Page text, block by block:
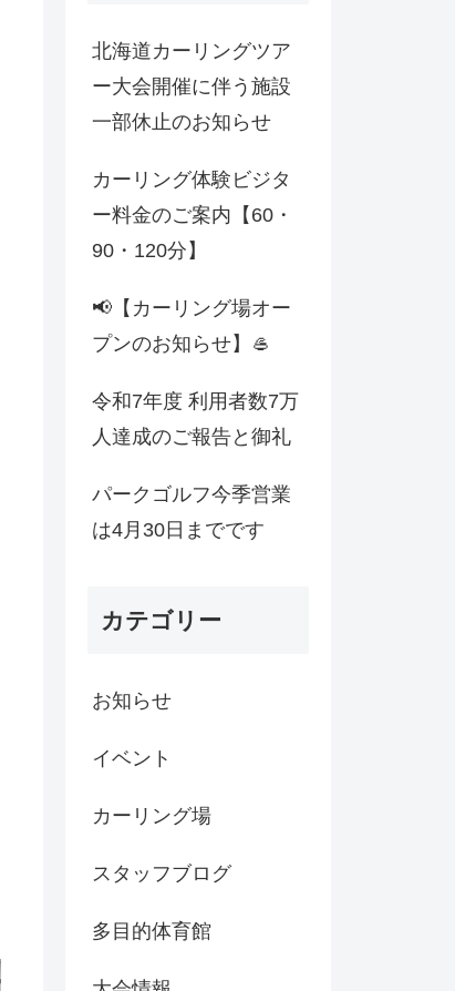
北海道カーリングツア
ー大会開催に伴う施設
一部休止のお知らせ
カーリング体験ビジタ
ー料金のご案内【60・
90・120分】
📢【カーリング場オー
プンのお知らせ】🥌
令和7年度 利用者数7万
人達成のご報告と御礼
パークゴルフ今季営業
は4月30日までです
カテゴリー
お知らせ
イベント
カーリング場
スタッフブログ
多目的体育館